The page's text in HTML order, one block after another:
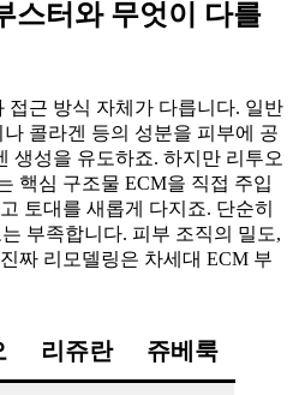
스터와 무엇이 다를
접근 방식 자체가 다릅니다. 일반
콜라겐 등의 성분을 피부에 공
생성을 유도하죠. 하지만 리투오
핵심 구조물 ECM을 직접 주입
토대를 새롭게 다지죠. 단순히
부족합니다. 피부 조직의 밀도,
짜 리모델링은 차세대 ECM 부
리쥬란 쥬베룩